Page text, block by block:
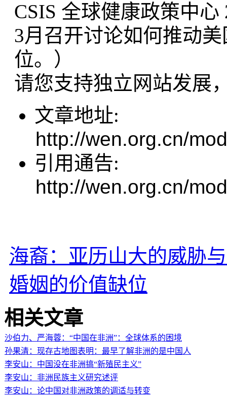
CSIS 全球健康政策中心
3月召开讨论如何推动
位。）
请您支持独立网站发展
文章地址:
http://wen.org.cn/
引用通告:
http://wen.org.cn/
海裔：亚历山大的威胁
婚姻的价值缺位
相关文章
沙伯力、严海蓉：“中国在非洲”：全球体系的困境
孙果清：现存古地图表明：最早了解非洲的是中国人
李安山：中国没在非洲搞“新殖民主义”
李安山：非洲民族主义研究述评
李安山：论中国对非洲政策的调适与转变